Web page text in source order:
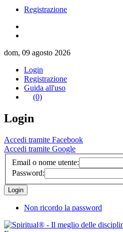
Registrazione
dom, 09 agosto 2026
Login
Registrazione
Guida all'uso
(0)
Login
Accedi tramite Facebook
Accedi tramite Google
Email o nome utente:
Password:
Non ricordo la password